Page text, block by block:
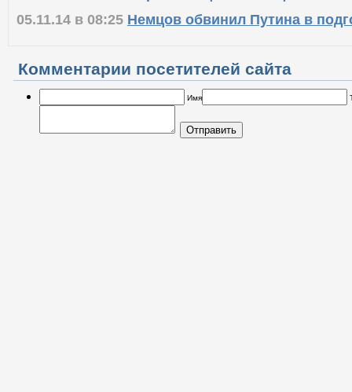
05.11.14 в 08:25 Немцов обвинил Путина в
Комментарии посетителей сайта
Имя
Отправить